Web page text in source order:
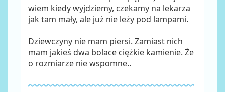
wiem kiedy wyjdziemy, czekamy na lekarza
jak tam mały, ale już nie leży pod lampami.
Dziewczyny nie mam piersi. Zamiast nich
mam jakieś dwa bolace ciężkie kamienie. Że
o rozmiarze nie wspomne..